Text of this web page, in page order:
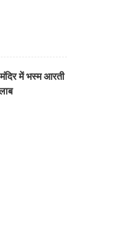
में भस्म आरती